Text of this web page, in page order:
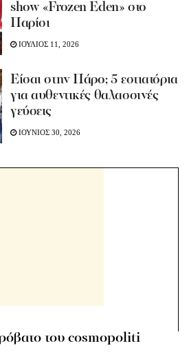
show «Frozen Eden» στο
Παρίσι
ΙΟΥΛΙΟΣ 11, 2026
Είσαι στην Πάρο; 5 εστιατόρια
για αυθεντικές θαλασσινές
γεύσεις
ΙΟΥΝΙΟΣ 30, 2026
του cosmopoliti